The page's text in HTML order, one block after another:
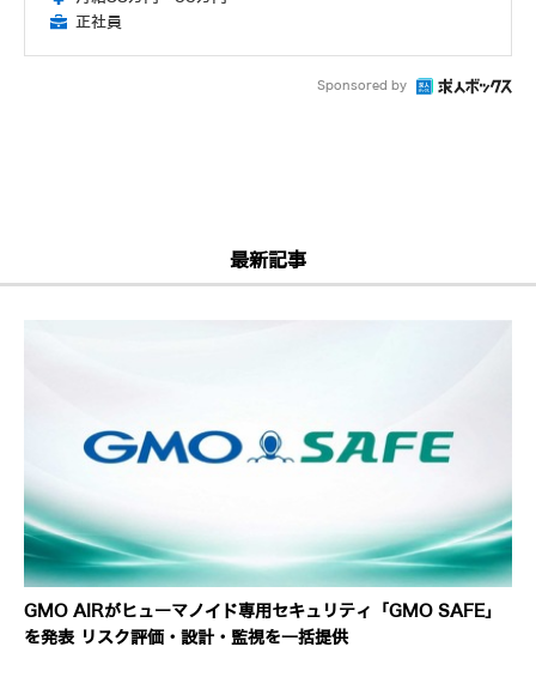
正社員
Sponsored by
最新記事
GMO AIRがヒューマノイド専用セキュリティ「GMO SAFE」
を発表 リスク評価・設計・監視を一括提供